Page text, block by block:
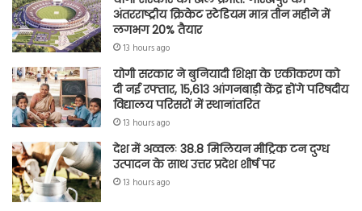
अंतरराष्ट्रीय क्रिकेट स्टेडियम मात्र तीन महीने में
लगभग 20% तैयार
13 hours ago
योगी सरकार ने बुनियादी शिक्षा के एकीकरण को
दी नई रफ्तार, 15,613 आंगनबाड़ी केंद्र होंगे परिषदीय
विद्यालय परिसरों में स्थानांतरित
13 hours ago
देश में अव्वलः 38.8 मिलियन मीट्रिक टन दुग्ध
उत्पादन के साथ उत्तर प्रदेश शीर्ष पर
13 hours ago